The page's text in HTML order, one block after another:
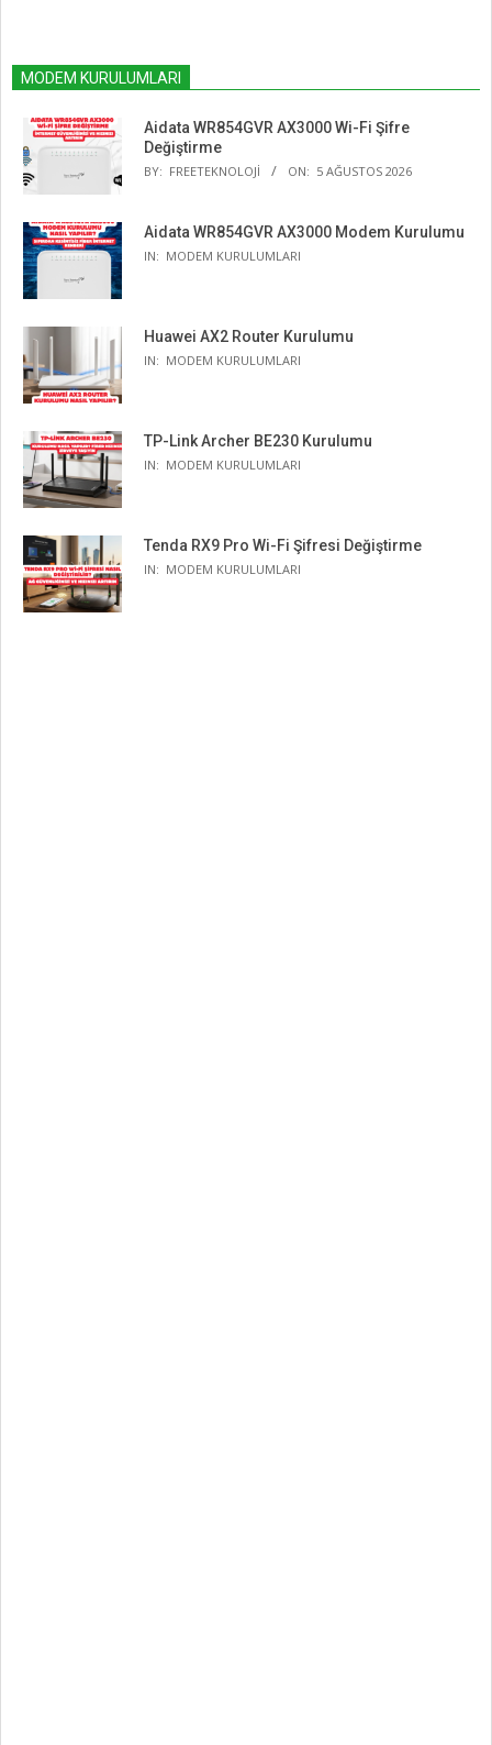
MODEM KURULUMLARI
Aidata WR854GVR AX3000 Wi-Fi Şifre
Değiştirme
BY: FREETEKNOLOJI ON: 5 AĞUSTOS 2026
Aidata WR854GVR AX3000 Modem Kurulumu
IN: MODEM KURULUMLARI
Huawei AX2 Router Kurulumu
IN: MODEM KURULUMLARI
TP-Link Archer BE230 Kurulumu
IN: MODEM KURULUMLARI
Tenda RX9 Pro Wi-Fi Şifresi Değiştirme
IN: MODEM KURULUMLARI